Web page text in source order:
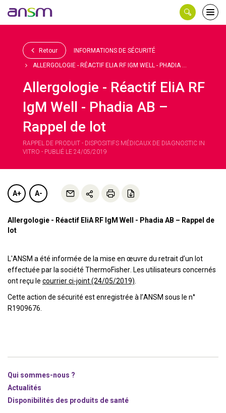
le
Retour INFORMATIONS DE SÉCURITÉ
ALLERGOLOGIE - RÉACTIF ELIA RF IGM WELL - PHADIA ...
Allergologie - Réactif EliA RF
IgM Well - Phadia AB –
Rappel de lot
RAPPEL DE PRODUIT - DISPOSITIFS MÉDICAUX DE DIAGNOSTIC IN
VITRO - PUBLIÉ LE 24/05/2019
A+ A-
Allergologie - Réactif EliA RF IgM Well - Phadia AB – Rappel de
lot
L'ANSM a été informée de la mise en œuvre du retrait d’un lot
effectuée par la société ThermoFisher. Les utilisateurs concernés
ont reçu le courrier ci-joint (24/05/2019)
Cette action de sécurité est enregistrée à l’ANSM sous le n°
R1909676.
Qui sommes-nous ?
Actualités
Disponibilités des produits de santé